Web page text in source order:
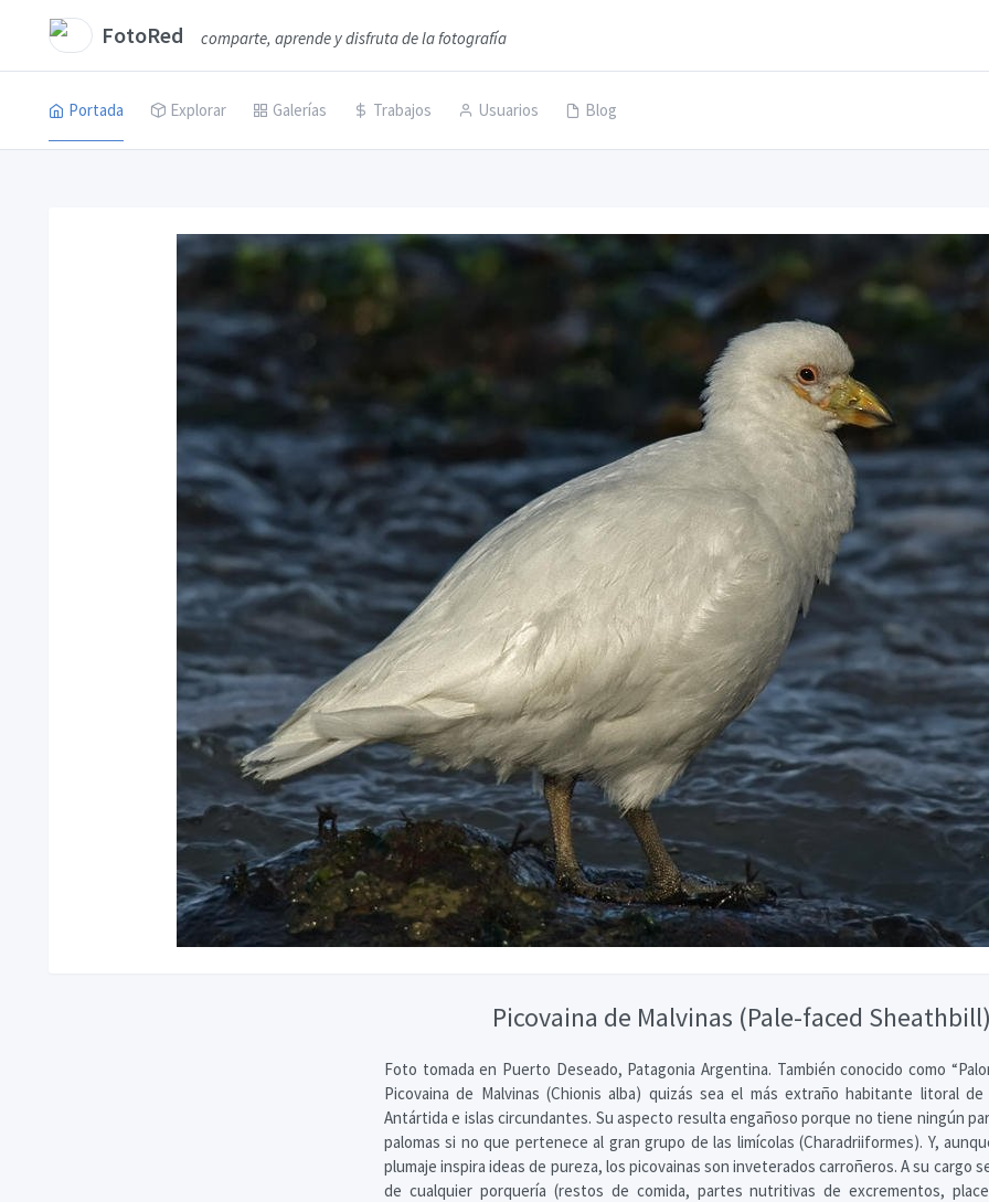
FotoRed comparte, aprende y disfruta de la fotografía
Portada Explorar Galerías Trabajos Usuarios Blog
Picovaina de Malvinas (Pale-faced Sheathbill)
Foto tomada en Puerto Deseado, Patagonia Argentina. También conocido como
Picovaina de Malvinas (Chionis alba) quizás sea el más extraño habitante litoral de
Antártida e islas circundantes. Su aspecto resulta engañoso porque no tiene ningún
palomas si no que pertenece al gran grupo de las limícolas (Charadriiformes). Y,
plumaje inspira ideas de pureza, los picovainas son inveterados carroñeros. A su cargo
de cualquier porquería (restos de comida, partes nutritivas de excrementos,